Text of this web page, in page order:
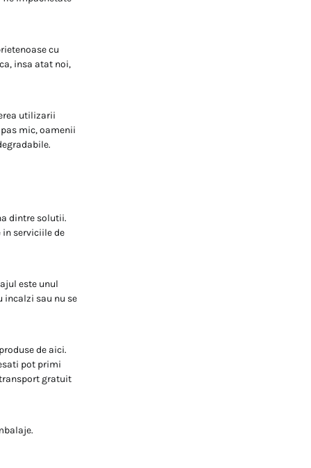
cu
insa atat noi,
utilizarii
mic, oamenii
dintre solutii.
in serviciile de
este unul
incalzi sau nu se
de aici.
pot primi
gratuit